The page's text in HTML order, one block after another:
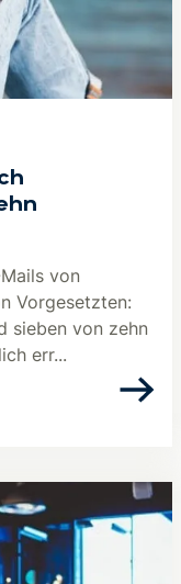
von
Vorgesetzten:
sieben von zehn
err...